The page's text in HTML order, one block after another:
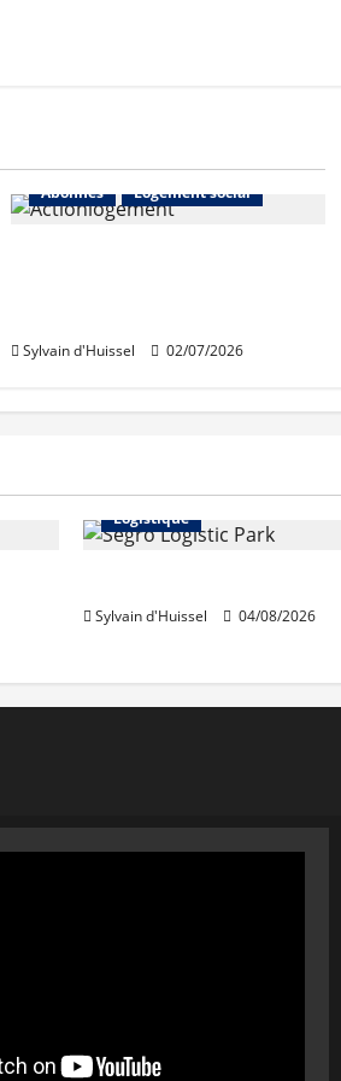
Abonnés Logement social
Sylvain d'Huissel 02/07/2026
Logistique
Sylvain d'Huissel 04/08/2026